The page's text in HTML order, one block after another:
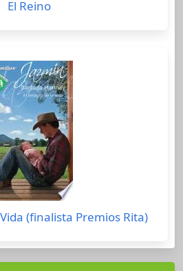
El Reino
(finalista Premios Rita)